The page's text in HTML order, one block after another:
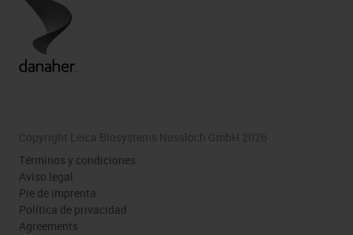
Copyright Leica Biosystems Nussloch GmbH 2026
Términos y condiciones
Aviso legal
Pie de imprenta
Política de privacidad
Agreements